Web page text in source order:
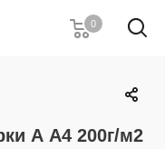
0
А А4 200г/м2